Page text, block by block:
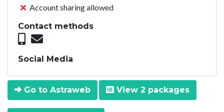
Account sharing allowed
Contact methods
Social Media
Go to Astraweb View 2 packages